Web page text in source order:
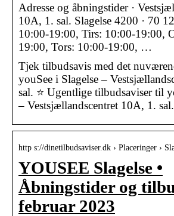
Adresse og åbningstider ·
10A, 1. sal. Slagelse 4200 · 70
10:00-19:00, Tirs: 10:00-19:00,
19:00, Tors: 10:00-19:00, …
Tjek tilbudsavis med det
youSee i Slagelse –
sal. ⭐ Ugentlige tilbudsaviser til
– Vestsjællandscentret 10A, 1. sal.
http s://dinetilbudsaviser.dk › Placeringer ›
YOUSEE Slagelse •
Åbningstider og
februar 2023